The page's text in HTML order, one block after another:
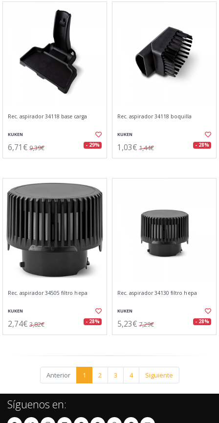
Rec. aspirador 34118 base carga
KUKEN
6,71€ 9,39€ - 29%
Rec. aspirador 34118 boquilla
KUKEN
1,03€ 1,44€ - 28%
Rec. aspirador 34505 filtro hepa
KUKEN
2,74€ 3,82€ - 28%
Rec. aspirador 34130 filtro hepa
KUKEN
5,23€ 7,29€ - 28%
Anterior 1 2 3 4 Siguiente
Síguenos en: